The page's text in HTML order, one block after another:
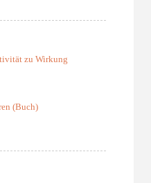
zu Wirkung
(Buch)